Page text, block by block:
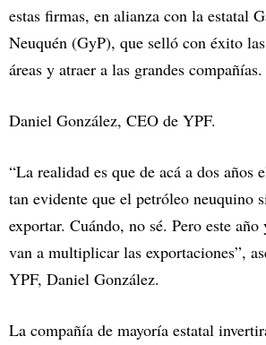
estas firmas, en alianza con la estatal
Neuquén (GyP), que selló con éxito
áreas y atraer a las grandes compañías.
Daniel González, CEO de YPF.
“La realidad es que de acá a dos años
tan evidente que el petróleo neuquino
exportar. Cuándo, no sé. Pero este
van a multiplicar las exportaciones”,
YPF, Daniel González.
La compañía de mayoría estatal